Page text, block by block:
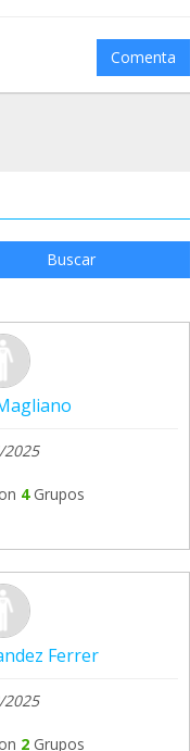
Comenta
Buscar
4 Grupos
Ferrer
2025
2 Grupos